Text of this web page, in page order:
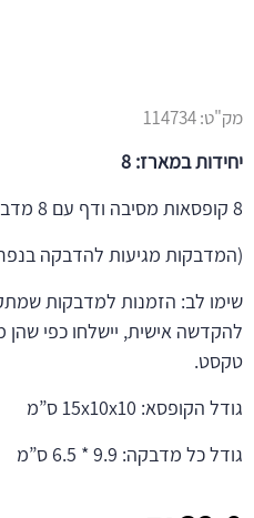
מק"ט:114734
יחידות במארז: 8
8 קופסאות מסיבה ודף עם 8 מדבקות בעיצוב אישי
(המדבקות מגיעות להדבקה
שימו לב: הזמנות למדבקות
להקדשה אישית, יישלחו כפי
טקסט.
גודל הקופסא: 15x10x10 ס”מ
גודל כל מדבקה: 9.9 * 6.5 ס”מ